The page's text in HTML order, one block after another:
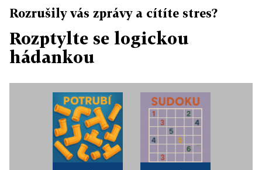
Rozrušily vás zprávy a cítíte stres?
Rozptylte se logickou
hádankou